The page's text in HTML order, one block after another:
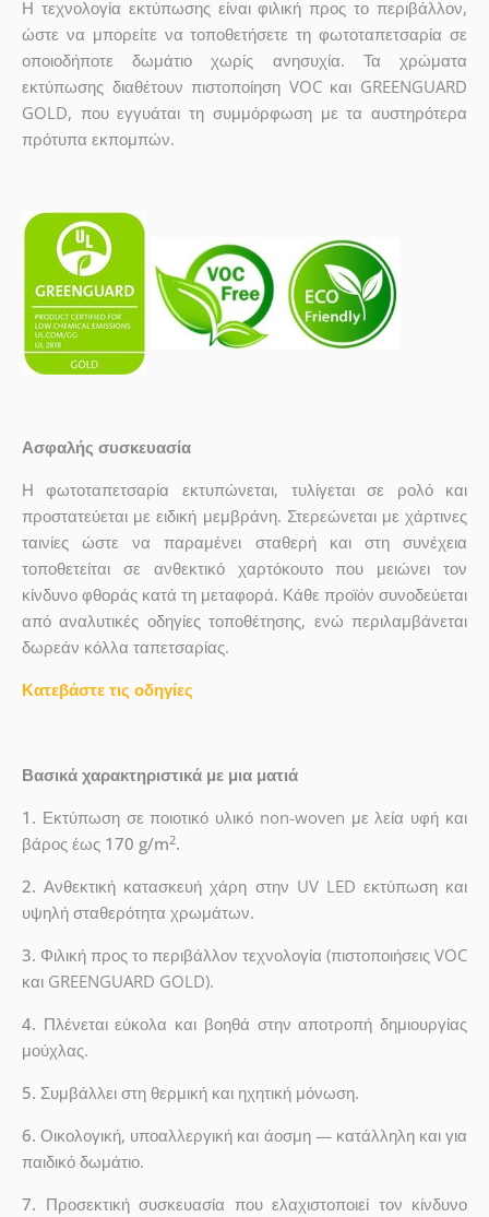
Η τεχνολογία εκτύπωσης είναι φιλική προς το περιβάλλον,
ώστε να μπορείτε να τοποθετήσετε τη φωτοταπετσαρία σε
οποιοδήποτε δωμάτιο χωρίς ανησυχία. Τα χρώματα
εκτύπωσης διαθέτουν πιστοποίηση VOC και GREENGUARD
GOLD, που εγγυάται τη συμμόρφωση με τα αυστηρότερα
πρότυπα εκπομπών.
Ασφαλής συσκευασία
Η φωτοταπετσαρία εκτυπώνεται, τυλίγεται σε ρολό και
προστατεύεται με ειδική μεμβράνη. Στερεώνεται με χάρτινες
ταινίες ώστε να παραμένει σταθερή και στη συνέχεια
τοποθετείται σε ανθεκτικό χαρτόκουτο που μειώνει τον
κίνδυνο φθοράς κατά τη μεταφορά. Κάθε προϊόν συνοδεύεται
από αναλυτικές οδηγίες τοποθέτησης, ενώ περιλαμβάνεται
δωρεάν κόλλα ταπετσαρίας.
Κατεβάστε τις οδηγίες
Βασικά χαρακτηριστικά με μια ματιά
1. Εκτύπωση σε ποιοτικό υλικό non-woven με λεία υφή και
βάρος έως 170 g/m2.
2.Ανθεκτική κατασκευή χάρη στην UV LED εκτύπωση και
υψηλή σταθερότητα χρωμάτων.
3. Φιλική προς το περιβάλλον τεχνολογία (πιστοποιήσεις VOC
και GREENGUARD GOLD).
4. Πλένεται εύκολα και βοηθά στην αποτροπή δημιουργίας
μούχλας.
5. Συμβάλλει στη θερμική και ηχητική μόνωση.
6.Οικολογική, υποαλλεργική και άοσμη — κατάλληλη και για
παιδικό δωμάτιο.
7. Προσεκτική συσκευασία που ελαχιστοποιεί τον κίνδυνο